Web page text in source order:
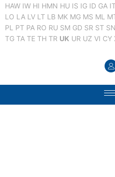
HAW IW HI HMN HU IS IG ID GA
LO LA LV LT LB MK MG MS ML
PL PT PA RO RU SM GD SR ST SN
TG TA TE TH TR UK UR UZ VI CY